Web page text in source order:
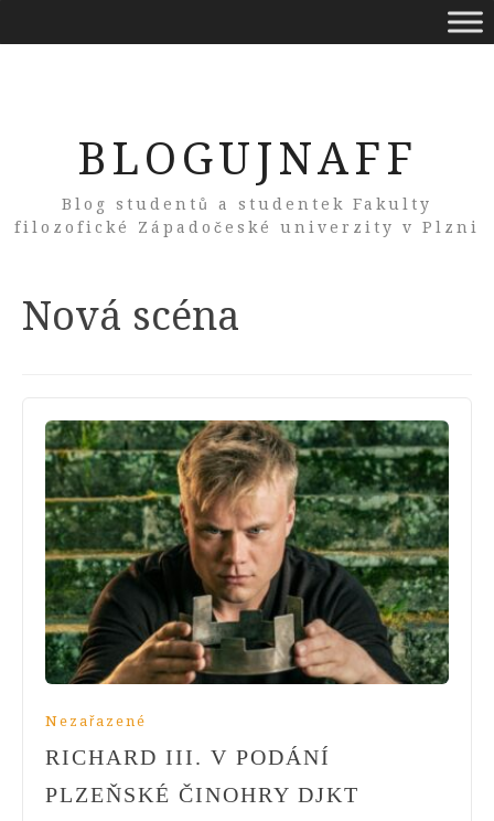
BLOGUJNAFF
Blog studentů a studentek Fakulty
filozofické Západočeské univerzity v Plzni
Tag:
Nová scéna
Nezařazené
RICHARD III. V PODÁNÍ
PLZEŇSKÉ ČINOHRY DJKT